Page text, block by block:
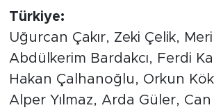
Türkiye:
Uğurcan Çakır, Zeki Çelik,
Abdülkerim Bardakcı, Ferdi
Hakan Çalhanoğlu, Orkun
Alper Yılmaz, Arda Güler,